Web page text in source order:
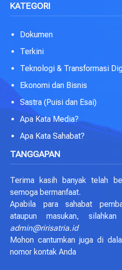
KATEGORI
Dokumen
Terkini
Teknologi & Transformasi
Ekonomi dan Bisnis
Sastra (Puisi dan Esai)
Apa Kata Media?
Apa Kata Sahabat?
TANGGAPAN
Terima kasih banyak telah
semoga bermanfaat.
Apabila para sahabat
ataupun masukan,
admin@ririsatria.id
Mohon cantumkan juga di
nomor kontak Anda